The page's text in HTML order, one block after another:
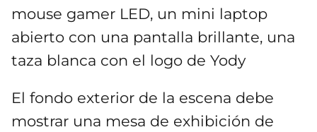
mouse gamer LED, un mini laptop
abierto con una pantalla brillante, una
taza blanca con el logo de Yody
El fondo exterior de la escena debe
mostrar una mesa de exhibición de